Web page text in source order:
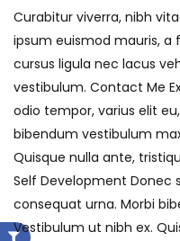
Curabitur viverra, nibh
ipsum euismod mauris, a
cursus ligula nec lacus
vestibulum. Contact Me
odio tempor, varius elit
bibendum vestibulum
Quisque nulla ante,
Self Development Donec
consequat urna. Morbi
Vestibulum ut nibh ex.